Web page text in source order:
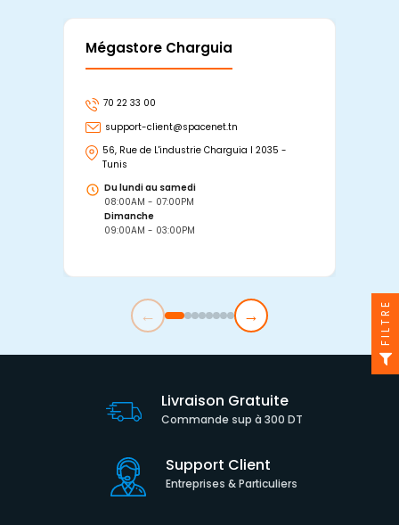
Mégastore Charguia
70 22 33 00
support-client@spacenet.tn
56, Rue de L'industrie Charguia I 2035 -
Tunis
Du lundi au samedi
08:00AM - 07:00PM
Dimanche
09:00AM - 03:00PM
← →
Livraison Gratuite
Commande sup à 300 DT
Support Client
Entreprises & Particuliers
FILTRE